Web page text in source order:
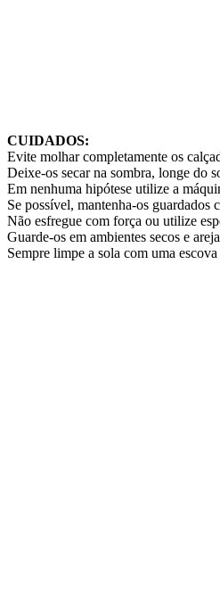
CUIDADOS:
Evite molhar completamente os
Deixe-os secar na sombra, longe do
Em nenhuma hipótese utilize a
Se possível, mantenha-os guardados
Não esfregue com força ou utilize
Guarde-os em ambientes secos e
Sempre limpe a sola com uma